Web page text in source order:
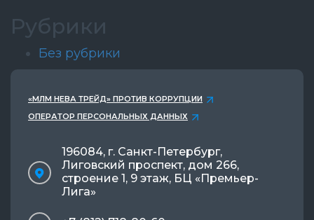
Рубрики
Без рубрики
«МЛМ НЕВА ТРЕЙД» ПРОТИВ КОРРУПЦИИ
ОПЕРАТОР ПЕРСОНАЛЬНЫХ ДАННЫХ
196084, г. Санкт-Петербург,
Лиговский проспект, дом 266,
строение 1, 9 этаж, БЦ «Премьер-
Лига»